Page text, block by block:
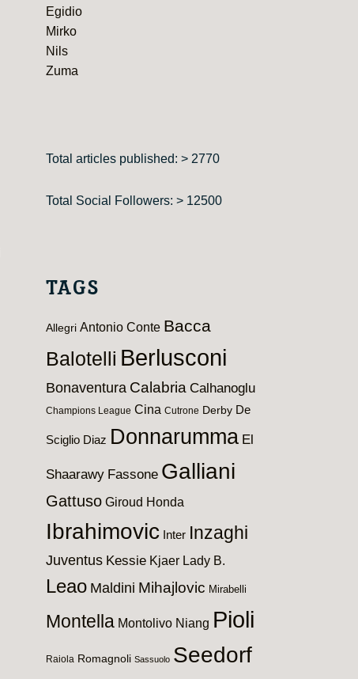
Egidio
Mirko
Nils
Zuma
Total articles published: > 2770
Total Social Followers: > 12500
TAGS
Allegri Antonio Conte Bacca
Balotelli Berlusconi
Bonaventura Calabria Calhanoglu
Champions League Cina Cutrone Derby De
Sciglio Diaz Donnarumma El
Shaarawy Fassone Galliani
Gattuso Giroud Honda
Ibrahimovic Inter Inzaghi
Juventus Kessie Kjaer Lady B.
Leao Maldini Mihajlovic Mirabelli
Montella Montolivo Niang Pioli
Raiola Romagnoli Sassuolo Seedorf